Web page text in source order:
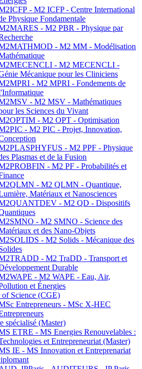
- M2 ICFP - Centre International
Physique Fondamentale
- M2 PBR - Physique par
- M2 MM - Modélisation
- M2 MECENCLI -
Mécanique pour les Cliniciens
- M2 MPRI - Fondements de
- M2 MSV - Mathématiques
les Sciences du Vivant
- M2 OPT - Optimisation
- M2 PIC - Projet, Innovation,
- M2 PPF - Physique
Plasmas et de la Fusion
- M2 PF - Probabilités et
- M2 QLMN - Quantique,
Matériaux et Nanosciences
- M2 QD - Dispositifs
- M2 SMNO - Science des
et des Nano-Objets
- M2 Solids - Mécanique des
- M2 TraDD - Transport et
Durable
- M2 WAPE - Eau, Air,
et Énergies
of Science (CGE)
Entrepreneurs - MSc X-HEC
spécialisé (Master)
ETRE - MS Energies Renouvelables :
et Entrepreneuriat (Master)
IE - MS Innovation et Entreprenariat